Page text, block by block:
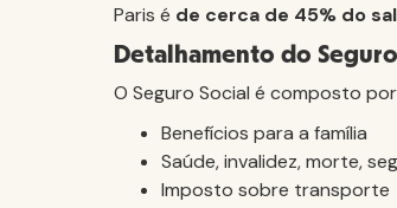
Paris é de cerca de 45% do
Detalhamento do Seguro
O Seguro Social é composto
Benefícios para a família
Saúde, invalidez, morte,
Imposto sobre transporte